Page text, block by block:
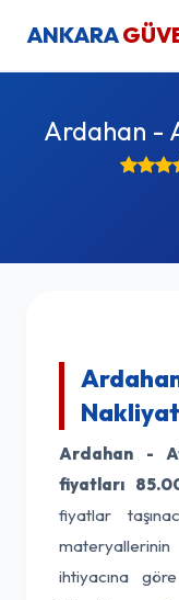
ANKARA
Ardahan -
Ardahan -
fiyatları
fiyatlar
ihtiyacına